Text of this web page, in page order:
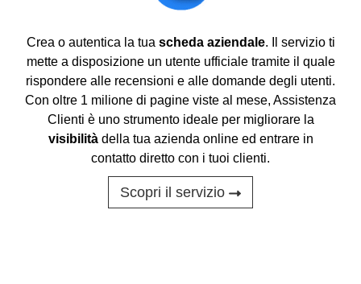
Crea o autentica la tua scheda aziendale. Il servizio ti
mette a disposizione un utente ufficiale tramite il quale
rispondere alle recensioni e alle domande degli utenti.
Con oltre 1 milione di pagine viste al mese, Assistenza
Clienti è uno strumento ideale per migliorare la
visibilitàdella tua azienda online ed entrare in
contatto diretto con i tuoi clienti.
Scopri il servizio